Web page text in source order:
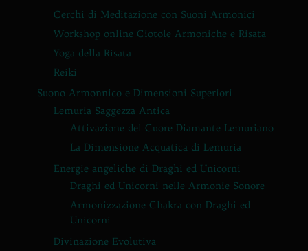
Cerchi di Meditazione con Suoni Armonici
Workshop online Ciotole Armoniche e Risata
Yoga della Risata
Reiki
Suono Armonnico e Dimensioni Superiori
Lemuria Saggezza Antica
Attivazione del Cuore Diamante Lemuriano
La Dimensione Acquatica di Lemuria
Energie angeliche di Draghi ed Unicorni
Draghi ed Unicorni nelle Armonie Sonore
Armonizzazione Chakra con Draghi ed
Unicorni
Divinazione Evolutiva